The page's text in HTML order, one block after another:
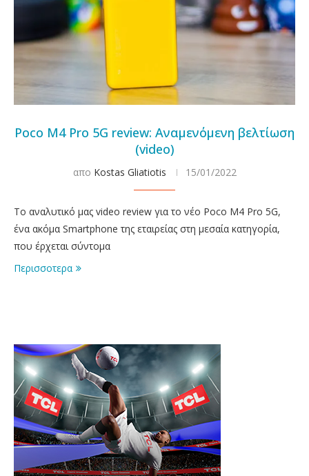
Poco M4 Pro 5G review: Αναμενόμενη βελτίωση
(video)
απο Kostas Gliatiotis 15/01/2022
Το αναλυτικό μας video review για το νέο Poco M4 Pro 5G,
ένα ακόμα Smartphone της εταιρείας στη μεσαία κατηγορία,
που έρχεται σύντομα
Περισσοτερα